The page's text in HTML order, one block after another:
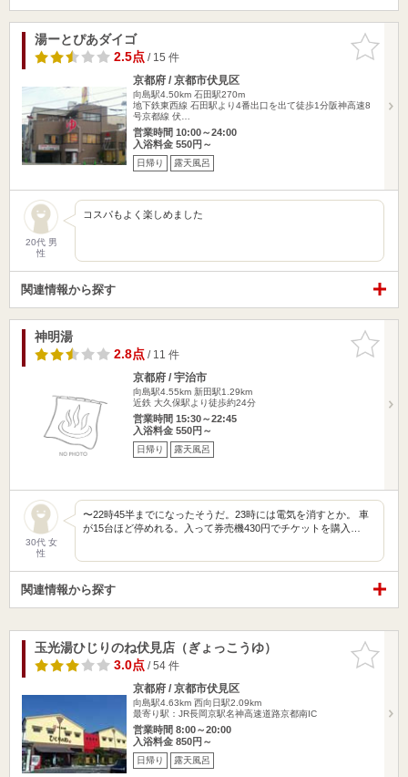
お気に入
りに追加
湯ーとぴあダイゴ
2.5点/ 15 件
京都府 / 京都市伏見区
向島駅4.50km 石田駅270m
地下鉄東西線 石田駅より4番出口を出て徒歩1分阪神高速8
号京都線 伏…
営業時間 10:00～24:00
入浴料金 550円～
日帰り 露天風呂
20代 男
性
コスパもよく楽しめました
関連情報から探す
お気に入
りに追加
神明湯
2.8点/ 11 件
京都府 / 宇治市
向島駅4.55km 新田駅1.29km
近鉄 大久保駅より徒歩約24分
営業時間 15:30～22:45
入浴料金 550円～
日帰り 露天風呂
30代 女
性
〜22時45半までになったそうだ。23時には電気を消すとか。 車
が15台ほど停めれる。入って券売機430円でチケットを購入…
関連情報から探す
お気に入
りに追加
玉光湯ひじりのね伏見店（ぎょっこうゆ）
3.0点/ 54 件
京都府 / 京都市伏見区
向島駅4.63km 西向日駅2.09km
最寄り駅：JR長岡京駅名神高速道路京都南IC
営業時間 8:00～20:00
入浴料金 850円～
日帰り 露天風呂